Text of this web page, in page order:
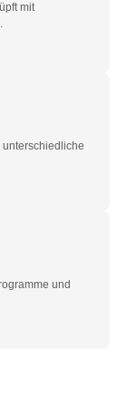
mit
unterschiedliche
und